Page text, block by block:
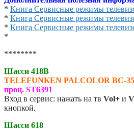
* Книга Сервисные режимы
* Книга Сервисные режимы
* Книга Сервисные режимы
*
********
Шасси 418В
TELEFUNKEN PALCOLOR BC-
проц. ST6391
Вход в сервис: нажать на тв Vol+ и
кнопкой.
Шасси 618